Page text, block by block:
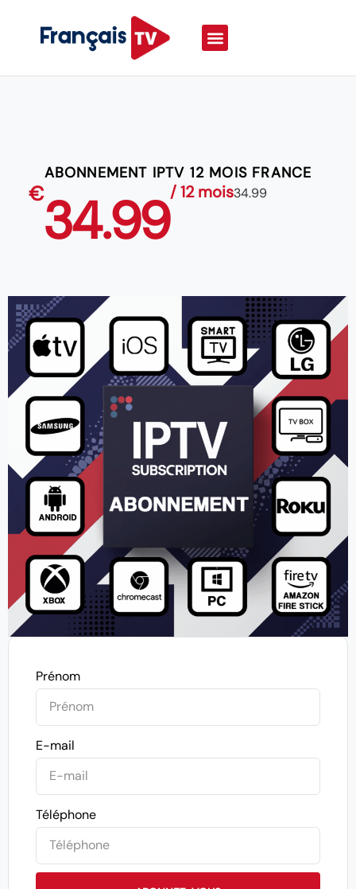
ABONNEMENT IPTV 12 MOIS FRANCE
€34.99/ 12 mois34.99
Prénom
E-mail
Téléphone